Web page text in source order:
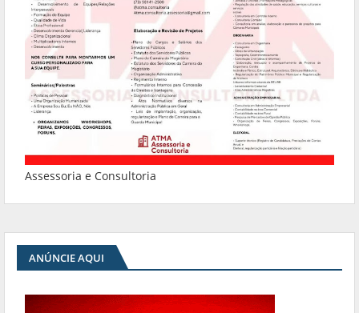
Assessoria e Consultoria
ANÚNCIE AQUI